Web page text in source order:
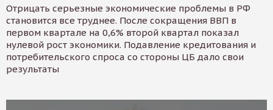
Отрицать серьезные экономические проблемы в РФ
становится все труднее. После сокращения ВВП в
первом квартале на 0,6% второй квартал показал
нулевой рост экономики. Подавление кредитования и
потребительского спроса со стороны ЦБ дало свои
результаты